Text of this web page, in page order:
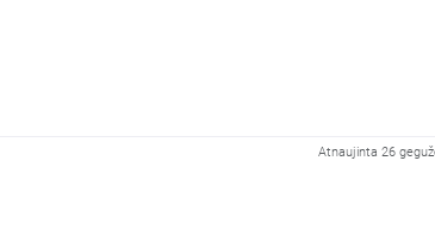
Atnaujinta 26